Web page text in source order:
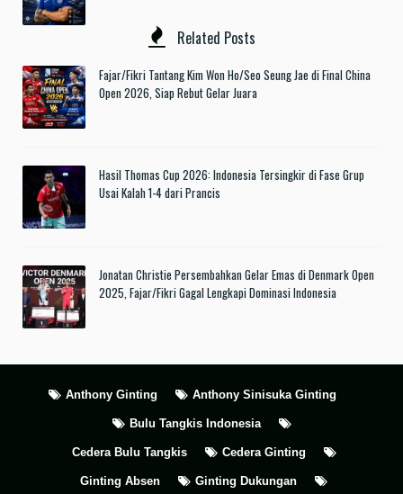
Related Posts
Fajar/Fikri Tantang Kim Won Ho/Seo Seung Jae di Final China
Open 2026, Siap Rebut Gelar Juara
Hasil Thomas Cup 2026: Indonesia Tersingkir di Fase Grup
Usai Kalah 1-4 dari Prancis
Jonatan Christie Persembahkan Gelar Emas di Denmark Open
2025, Fajar/Fikri Gagal Lengkapi Dominasi Indonesia
Anthony Ginting Anthony Sinisuka Ginting
Bulu Tangkis Indonesia
Cedera Bulu Tangkis Cedera Ginting
Ginting Absen Ginting Dukungan